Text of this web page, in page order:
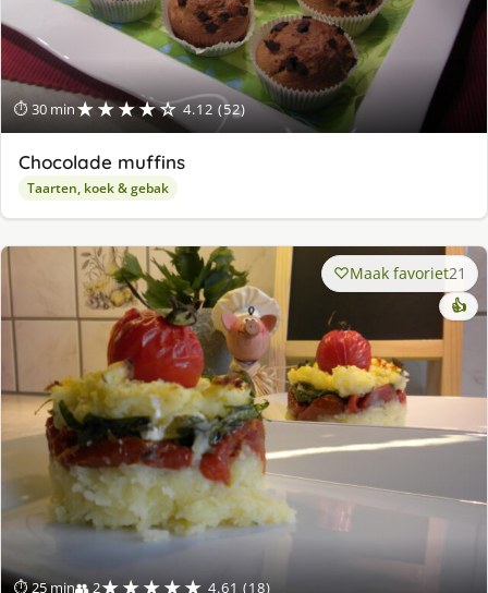
⏱ 30 min★★★★☆ 4.12 (52)
Chocolade muffins
Taarten, koek & gebak
⏱ 25 min👥 2★★★★★ 4.61 (18)
Maak favoriet21
👍